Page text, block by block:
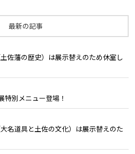
最新の記事
佐藩の歴史）は展示替えのため休室し
特別メニュー登場！
名道具と土佐の文化）は展示替えのた